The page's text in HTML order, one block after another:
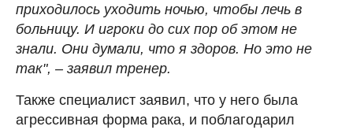
приходилось уходить ночью, чтобы лечь в
больницу. И игроки до сих пор об этом не
знали. Они думали, что я здоров. Но это не
так", – заявил тренер.
Также специалист заявил, что у него была
агрессивная форма рака, и поблагодарил